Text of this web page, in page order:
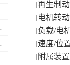
[再生制
[电机转
[负载/电
[速度/位
[附属装